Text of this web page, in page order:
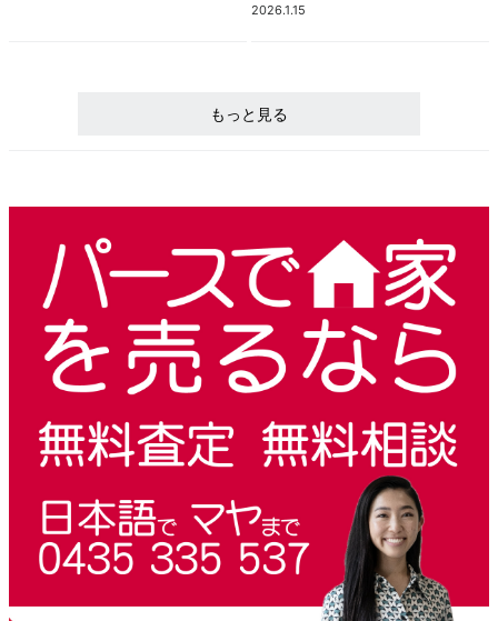
2026.1.15
もっと見る